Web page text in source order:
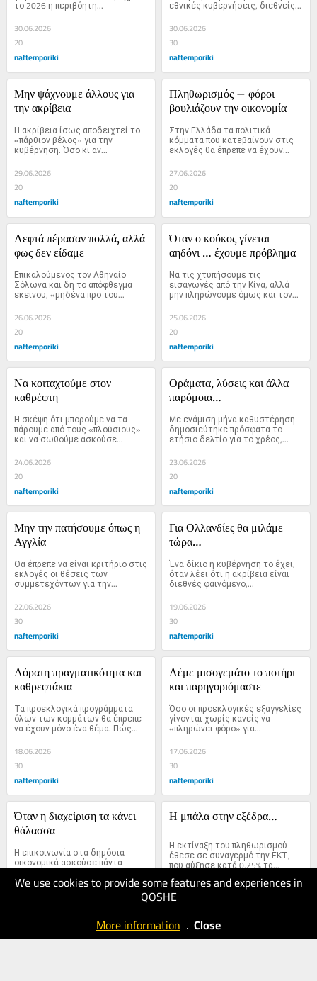
We use cookies to provide some features and experiences in
QOSHE
More information . Close
το 2026 η περιβόητη...
30.06.2026
20
naftemporiki
εθνικές κυβερνήσεις, διεθνείς...
30.06.2026
30
naftemporiki
Μην ψάχνουμε άλλους για
την ακρίβεια
Η ακρίβεια ίσως αποδειχτεί το
«πάρθιον βέλος» για την
κυβέρνηση. Όσο κι αν...
29.06.2026
20
naftemporiki
Πληθωρισμός – φόροι
βουλιάζουν την οικονομία
Στην Ελλάδα τα πολιτικά
κόμματα που κατεβαίνουν στις
εκλογές θα έπρεπε να έχουν...
27.06.2026
20
naftemporiki
Λεφτά πέρασαν πολλά, αλλά
φως δεν είδαμε
Επικαλούμενος τον Αθηναίο
Σόλωνα και δη το απόφθεγμα
εκείνου, «μηδένα προ του...
26.06.2026
20
naftemporiki
Όταν ο κούκος γίνεται
αηδόνι … έχουμε πρόβλημα
Να τις χτυπήσουμε τις
εισαγωγές από την Κίνα, αλλά
μην πληρώνουμε όμως και τον...
25.06.2026
20
naftemporiki
Να κοιταχτούμε στον
καθρέφτη
Η σκέψη ότι μπορούμε να τα
πάρουμε από τους «πλούσιους»
και να σωθούμε ασκούσε...
24.06.2026
20
naftemporiki
Οράματα, λύσεις και άλλα
παρόμοια…
Mε ενάμιση μήνα καθυστέρηση
δημοσιεύτηκε πρόσφατα το
ετήσιο δελτίο για το χρέος,...
23.06.2026
20
naftemporiki
Μην την πατήσουμε όπως η
Αγγλία
Θα έπρεπε να είναι κριτήριο στις
εκλογές οι θέσεις των
συμμετεχόντων για την...
22.06.2026
30
naftemporiki
Για Ολλανδίες θα μιλάμε
τώρα…
Ένα δίκιο η κυβέρνηση το έχει,
όταν λέει ότι η ακρίβεια είναι
διεθνές φαινόμενο,...
19.06.2026
30
naftemporiki
Αόρατη πραγματικότητα και
καθρεφτάκια
Τα προεκλογικά προγράμματα
όλων των κομμάτων θα έπρεπε
να έχουν μόνο ένα θέμα. Πώς...
18.06.2026
30
naftemporiki
Λέμε μισογεμάτο το ποτήρι
και παρηγοριόμαστε
Όσο οι προεκλογικές εξαγγελίες
γίνονται χωρίς κανείς να
«πληρώνει φόρο» για...
17.06.2026
30
naftemporiki
Όταν η διαχείριση τα κάνει
θάλασσα
Η επικοινωνία στα δημόσια
οικονομικά ασκούσε πάντα
γοητεία τόσο πριν από το
ευρώ,...
Η μπάλα στην εξέδρα…
Η εκτίναξη του πληθωρισμού
έθεσε σε συναγερμό την ΕΚΤ,
που αύξησε κατά 0,25% τα...
15.06.2026
naftemporiki